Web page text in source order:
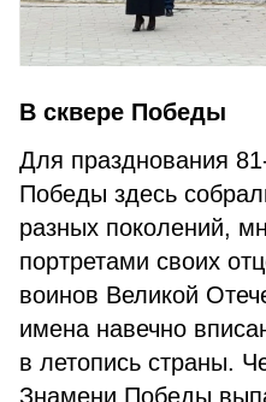
В сквере Победы
Для празднования
Победы здесь
разных поколений,
портретами своих
воинов Великой
имена навечно
в летопись страны.
Знамени Победы